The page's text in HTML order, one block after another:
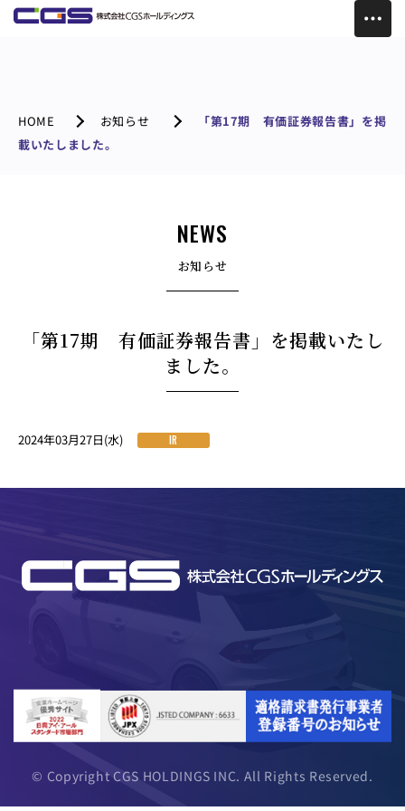
HOME お知らせ
「第17期 有価証券報告書」を掲
載いたしました。
NEWS
お知らせ
「第17期 有価証券報告書」を掲載いたし
ました。
2024年03月27日(水) IR
© Copyright CGS HOLDINGS INC. All Rights Reserved.